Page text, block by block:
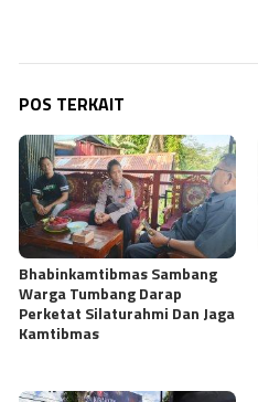
POS TERKAIT
Bhabinkamtibmas Sambang
Warga Tumbang Darap
Perketat Silaturahmi Dan Jaga
Kamtibmas